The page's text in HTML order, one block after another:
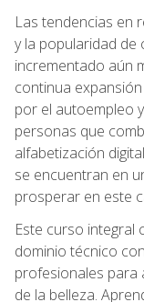
Las tendencias en
y la popularidad de
incrementado aún
continua
por el autoempleo
personas que
alfabetización
se encuentran en
prosperar en este
Este curso integral
dominio técnico
profesionales para
de la belleza.